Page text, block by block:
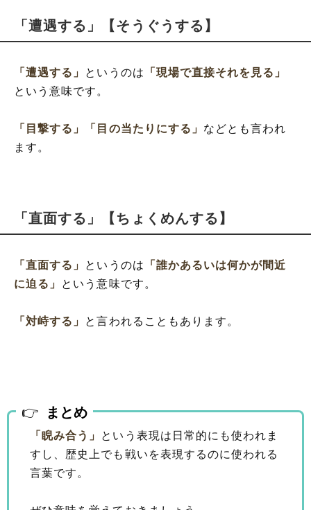
「遭遇する」【そうぐうする】
「遭遇する」 というのは
「現場で直接それを見る」
という意味です。
「目撃する」 「目の当たりにする」 などとも言われ
ます。
「直面する」【ちょくめんする】
「直面する」 というのは
「誰かあるいは何かが間近
に迫る」
という意味です。
「対峙する」 と言われることもあります。
まとめ
「睨み合う」 という表現は日常的にも使われま
すし、歴史上でも戦いを表現するのに使われる
言葉です。